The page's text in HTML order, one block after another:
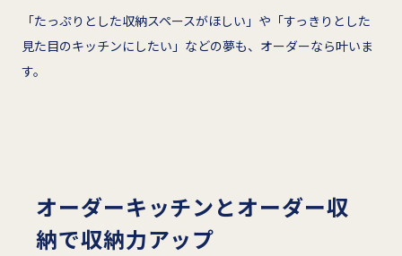
「たっぷりとした収納スペースがほしい」や「すっきりとした
見た目のキッチンにしたい」などの夢も、オーダーなら叶いま
す。
オーダーキッチンとオーダー収
納で収納力アップ